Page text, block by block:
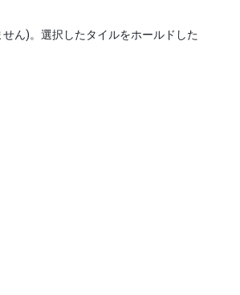
ん)。選択したタイルをホールドした